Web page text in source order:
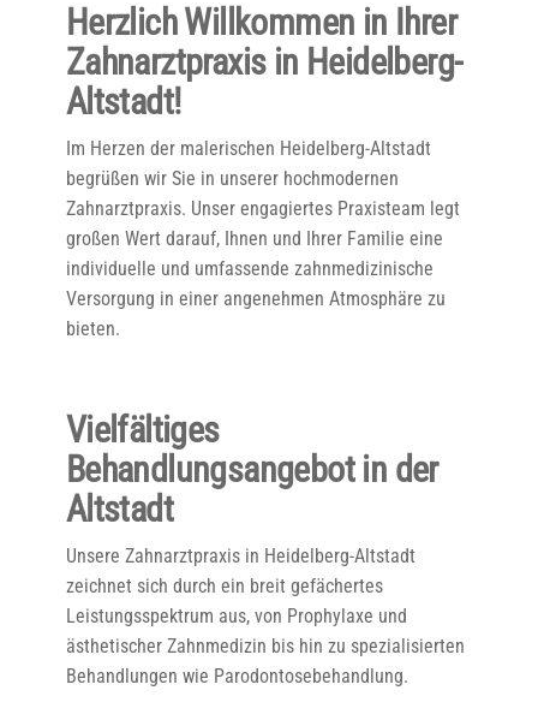
Herzlich Willkommen in Ihrer
Zahnarztpraxis in Heidelberg-
Altstadt!
Im Herzen der malerischen Heidelberg-Altstadt
begrüßen wir Sie in unserer hochmodernen
Zahnarztpraxis. Unser engagiertes Praxisteam legt
großen Wert darauf, Ihnen und Ihrer Familie eine
individuelle und umfassende zahnmedizinische
Versorgung in einer angenehmen Atmosphäre zu
bieten.
Vielfältiges
Behandlungsangebot in der
Altstadt
Unsere Zahnarztpraxis in Heidelberg-Altstadt
zeichnet sich durch ein breit gefächertes
Leistungsspektrum aus, von Prophylaxe und
ästhetischer Zahnmedizin bis hin zu spezialisierten
Behandlungen wie Parodontosebehandlung.